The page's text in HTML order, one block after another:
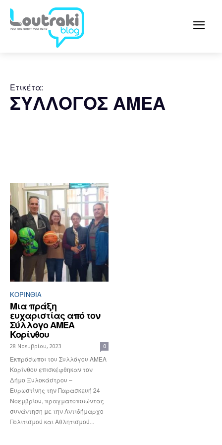
Ετικέτα:
ΣΥΛΛΟΓΟΣ ΑΜΕΑ
ΚΟΡΙΝΘΊΑ
Μια πράξη
ευχαριστίας από τον
Σύλλογο ΑΜΕΑ
Κορίνθου
28 Νοεμβρίου, 2023 0
Εκπρόσωποι του Συλλόγου ΑΜΕΑ
Κορίνθου επισκέφθηκαν τον
Δήμο Ξυλοκάστρου –
Ευρωστίνης την Παρασκευή 24
Νοεμβρίου, πραγματοποιώντας
συνάντηση με την Αντιδήμαρχο
Πολιτισμού και Αθλητισμού...